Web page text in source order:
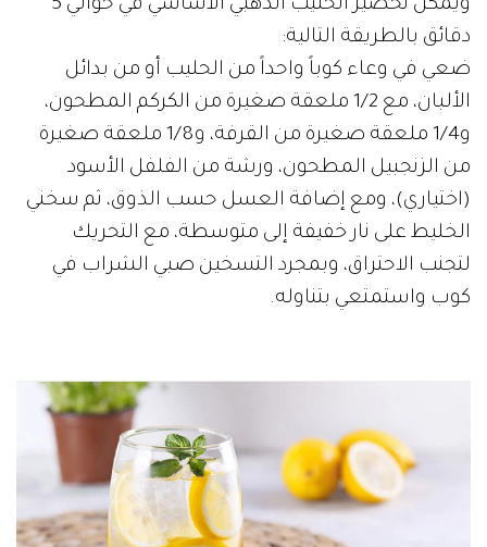
ويمكن تحضير الحليب الذهبي الأساسي في حوالي 5
دقائق بالطريقة التالية:
ضعي في وعاء كوباً واحداً من الحليب أو من بدائل
الألبان، مع 1/2 ملعقة صغيرة من الكركم المطحون،
و1/4 ملعقة صغيرة من القرفة، و1/8 ملعقة صغيرة
من الزنجبيل المطحون، ورشة من الفلفل الأسود
(اختياري)، ومع إضافة العسل حسب الذوق، ثم سخني
الخليط على نار خفيفة إلى متوسطة، مع التحريك
لتجنب الاحتراق، وبمجرد التسخين صبي الشراب في
كوب واستمتعي بتناوله.